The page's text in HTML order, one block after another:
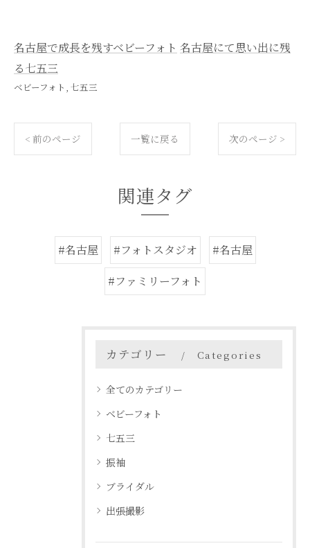
名古屋で成長を残すベビーフォト 名古屋にて思い出に残
る七五三
ベビーフォト 七五三
< 前のページ 一覧に戻る 次のページ >
関連タグ
#名古屋 #フォトスタジオ
#名古屋
#ファミリーフォト
カテゴリー Categories
全てのカテゴリー
ベビーフォト
七五三
振袖
ブライダル
出張撮影